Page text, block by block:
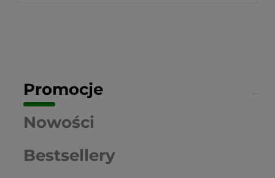
Promocje
Nowości
Bestsellery